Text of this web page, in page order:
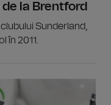
la Brentford
Sunderland,
în 2011.